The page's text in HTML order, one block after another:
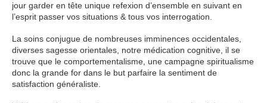
jour garder en tête unique refexion d’ensemble en suivant en
l’esprit passer vos situations & tous vos interrogation.
La soins conjugue de nombreuses imminences occidentales,
diverses sagesse orientales, notre médication cognitive, il se
trouve que le comportementalisme, une campagne spiritualisme
donc la grande for dans le but parfaire la sentiment de
satisfaction généraliste.